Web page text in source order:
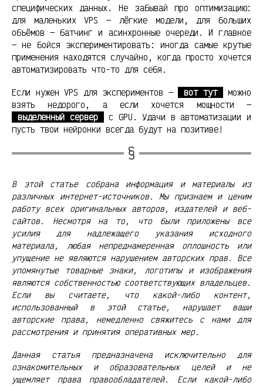
специфических данных. Не забывай про оптимизацию:
для маленьких VPS — лёгкие модели, для больших
объёмов — батчинг и асинхронные очереди. И главное
— не бойся экспериментировать: иногда самые крутые
применения находятся случайно, когда просто хочется
автоматизировать что-то для себя.
Если нужен VPS для экспериментов — вот тут
можно
взять недорого, а если хочется мощности —
выделенный сервер
с GPU. Удачи в автоматизации и
пусть твои нейронки всегда будут на позитиве!
В этой статье собрана информация и материалы из
различных интернет-источников. Мы признаем и ценим
работу всех оригинальных авторов, издателей и веб-
сайтов. Несмотря на то, что были приложены все
усилия для надлежащего указания исходного
материала, любая непреднамеренная оплошность или
упущение не являются нарушением авторских прав. Все
упомянутые товарные знаки, логотипы и изображения
являются собственностью соответствующих владельцев.
Если вы считаете, что какой-либо контент,
использованный в этой статье, нарушает ваши
авторские права, немедленно свяжитесь с нами для
рассмотрения и принятия оперативных мер.
Данная статья предназначена исключительно для
ознакомительных и образовательных целей и не
ущемляет права правообладателей. Если какой-либо